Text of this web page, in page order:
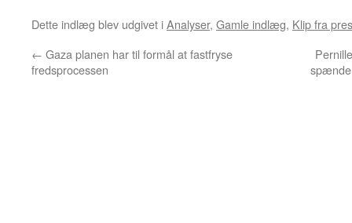
Dette indlæg blev udgivet iAnalyser, Gamle indlæg, Klip fra
← Gaza planen har til formål at fastfryse
fredsprocessen